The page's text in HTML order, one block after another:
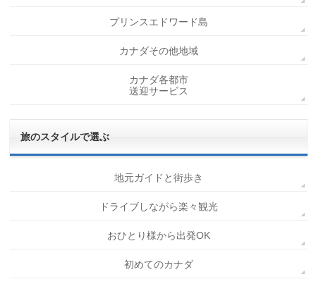
プリンスエドワード島
カナダその他地域
カナダ各都市
送迎サービス
旅のスタイルで選ぶ
地元ガイドと街歩き
ドライブしながら楽々観光
おひとり様から出発OK
初めてのカナダ